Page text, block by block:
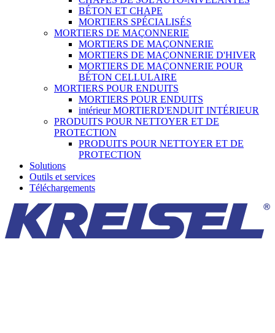
BÉTON ET CHAPE
MORTIERS SPÉCIALISÉS
MORTIERS DE MAÇONNERIE
MORTIERS DE MAÇONNERIE
MORTIERS DE MAÇONNERIE D'HIVER
MORTIERS DE MAÇONNERIE POUR
BÉTON CELLULAIRE
MORTIERS POUR ENDUITS
MORTIERS POUR ENDUITS
intérieur MORTIERD'ENDUIT INTÉRIEUR
PRODUITS POUR NETTOYER ET DE
PROTECTION
PRODUITS POUR NETTOYER ET DE
PROTECTION
Solutions
Outils et services
Téléchargements